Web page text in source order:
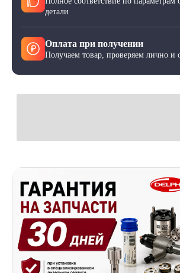
детали
Оплата при получении
Получаем товар, проверяем лично и